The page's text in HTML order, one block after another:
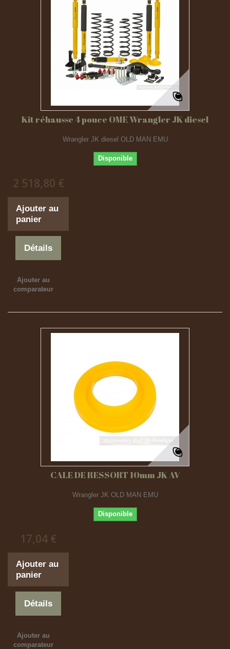
Kit réhausse 4 pouce OME Wrangler JK diesel
Wrangler JK diesel OLD MAN EMU
Disponible
2 518,80 €
Ajouter au
panier
Détails
Ajouter au
comparateur
CALE DE RESSORT 10mm JK AV
Wrangler JK OLD MAN EMU
Disponible
17,04 €
Ajouter au
panier
Détails
Ajouter au
comparateur